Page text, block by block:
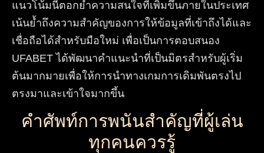
แนวโน้มนี้ตอกย้ำความสนใจที่เพิ่มขึ้นภายในประเทศ
เน้นย้ำถึงความสำคัญของการให้ข้อมูลที่เข้าถึงได้และ
เชื่อถือได้สำหรับมือใหม่ เพื่อเป็นการตอบสนอง
UFABET ได้พัฒนาคำแนะนำที่เป็นมิตรสำหรับผู้เริ่ม
ต้นมากมายเพื่อให้การนำทางเกมการเดิมพันตรงไป
ตรงมาและเข้าใจมากขึ้น
คำศัพท์การพนันสำคัญที่ผู้เล่น
ทุกคนควรรู้